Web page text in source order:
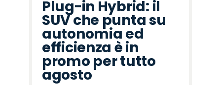
Plug-in Hybrid: il
SUV che punta su
autonomia ed
efficienza è in
promo per tutto
agosto